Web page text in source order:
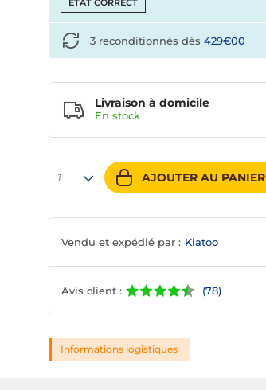
ETAT CORRECT
1 AJOUTER AU PANIER
Livraison à domicile
En stock
3 reconditionnés dès 429€00
Vendu et expédié par : Kiatoo
Avis client : (78)
Informations logistiques